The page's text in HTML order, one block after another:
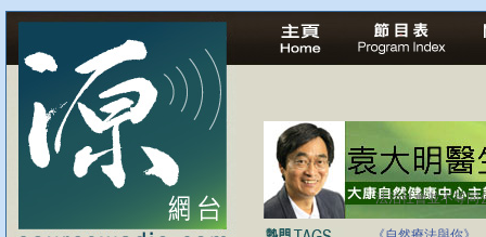
法治社會並不等同